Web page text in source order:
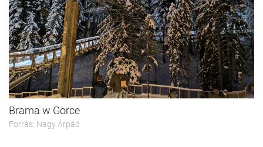
Brama w Gorce
Forrás: Nagy Árpád